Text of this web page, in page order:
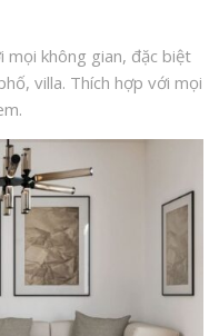
không gian, đặc biệt
villa. Thích hợp với mọi